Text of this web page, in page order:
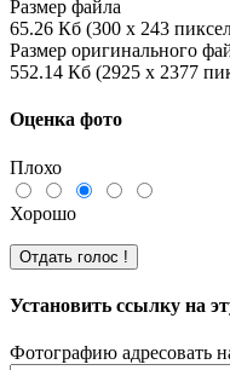
Размер файла
65.26 Кб (300 x 243
Размер оригинального
552.14 Кб (2925 x 2377
Оценка фото
Плохо
Хорошо
Установить ссылку на
Фотографию адресовать